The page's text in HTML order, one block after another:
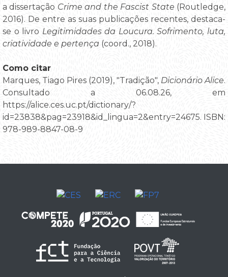
a dissertação Crime and the Fascist State (Routledge,
2016). De entre as suas publicações recentes, destaca-
se o livro Legitimidades da Loucura. Sofrimento, luta,
criatividade e pertença (coord., 2018).
Como citar
Marques, Tiago Pires (2019), "Tradição", Dicionário Alice.
Consultado a 06.08.26, em
https://alice.ces.uc.pt/dictionary/?
id=23838&pag=23918&id_lingua=2&entry=24675. ISBN:
978-989-8847-08-9